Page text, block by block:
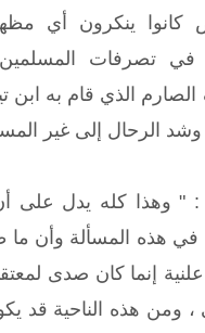
كانوا ينكرون أي
في تصرفات
الصارم الذي قام به ابن
الرحال إلى غير
: " وهذا كله يدل على
في هذه المسألة وأن
إنما كان صدى
، ومن هذه الناحية قد